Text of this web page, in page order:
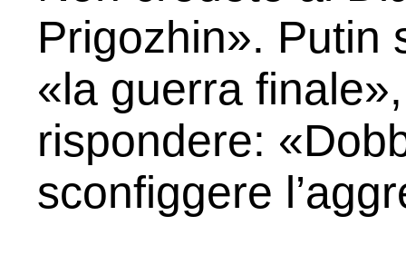
Prigozhin». Putin
«la guerra
rispondere:
sconfiggere